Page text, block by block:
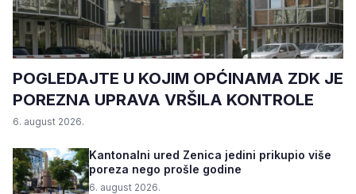
POGLEDAJTE U KOJIM OPĆINAMA ZDK JE
POREZNA UPRAVA VRŠILA KONTROLE
6. august 2026.
Kantonalni ured Zenica jedini prikupio više
poreza nego prošle godine
6. august 2026.